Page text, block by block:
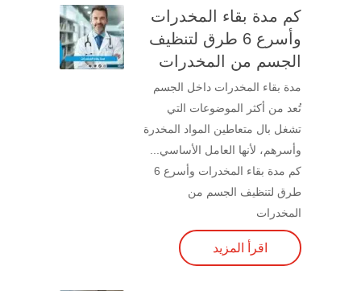
كم مدة بقاء المخدرات
وأسرع 6 طرق لتنظيف
الجسم من المخدرات
مدة بقاء المخدرات داخل الجسم
تُعد من أكثر الموضوعات التي
تشغل بال متعاطين المواد المخدرة
وأسرهم، لأنها العامل الأساسي...
كم مدة بقاء المخدرات وأسرع 6
طرق لتنظيف الجسم من
المخدرات
اقرأ المزيد